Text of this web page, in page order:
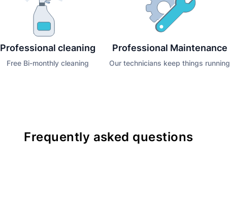
Professional cleaning
Free Bi-monthly cleaning
Professional Maintenance
Our technicians keep things running
Frequently asked questions